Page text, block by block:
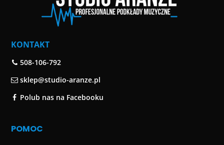
KONTAKT
508-106-792
sklep@studio-aranze.pl
Polub nas na Facebooku
POMOC